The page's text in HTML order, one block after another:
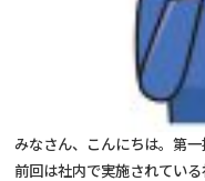
みなさん、こんにちは。第一
前回は社内で実施されてい